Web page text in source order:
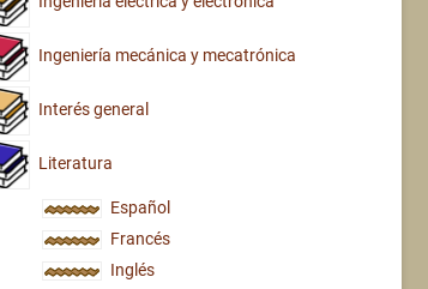
Ingeniería mecánica y mecatrónica
Interés general
Literatura
Español
Francés
Inglés